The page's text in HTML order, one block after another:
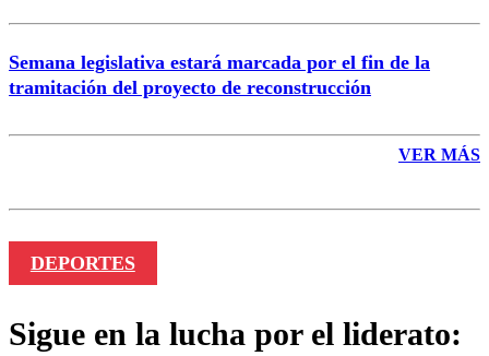
Semana legislativa estará marcada por el fin de la
tramitación del proyecto de reconstrucción
VER MÁS
DEPORTES
Sigue en la lucha por el liderato: